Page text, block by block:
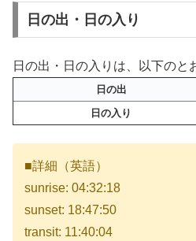
日の出・日の入り
日の出・日の入りは、以下のと
日の出
日の入り
■詳細（英語）
sunrise: 04:32:18
sunset: 18:47:50
transit: 11:40:04